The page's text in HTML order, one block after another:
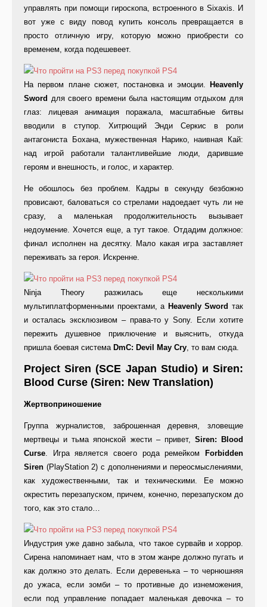
управлять при помощи гироскопа, встроенного в Sixaxis. И
вот уже с виду повод купить консоль превращается в
просто отличную игру, которую можно приобрести со
временем, когда подешевеет.
На первом плане сюжет, постановка и эмоции.
Heavenly
Sword для своего времени была настоящим отдыхом для
глаз: лицевая анимация поражала, масштабные битвы
вводили в ступор. Хитрющий Энди Серкис в роли
антагониста Бохана, мужественная Нарико, наивная Кай:
над игрой работали талантливейшие люди, дарившие
героям и внешность, и голос, и характер.
Не обошлось без проблем. Кадры в секунду безбожно
провисают, баловаться со стрелами надоедает чуть ли не
сразу, а маленькая продолжительность вызывает
недоумение. Хочется еще, а тут такое. Отдадим должное:
финал исполнен на десятку. Мало какая игра заставляет
переживать за героя. Искренне.
Ninja Theory разжилась еще несколькими
мультиплатформенными проектами, аHeavenly Sword так
и осталась эксклюзивом – права-то у Sony. Если хотите
пережить душевное приключение и выяснить, откуда
пришла боевая система DmC: Devil May Cry, то вам сюда.
Project Siren (SCE Japan Studio) и Siren:
Blood Curse (Siren: New Translation)
Жертвоприношение
Группа журналистов, заброшенная деревня, зловещие
мертвецы и тьма японской жести – привет, Siren: Blood
Curse. Игра является своего рода ремейком
Forbidden
Siren (PlayStation 2) с дополнениями и переосмыслениями,
как художественными, так и техническими. Ее можно
окрестить перезапуском, причем, конечно, перезапуском до
того, как это стало…
Индустрия уже давно забыла, что такое сурвайв и хоррор.
Сирена напоминает нам, что в этом жанре должно пугать и
как должно это делать. Если деревенька – то чернюшняя
до ужаса, если зомби – то противные до изнеможения,
если под управление попадает маленькая девочка – то